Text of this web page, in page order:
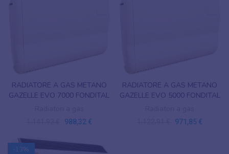
RADIATORE A GAS METANO
GAZELLE EVO 7000 FONDITAL
988,32 €
RADIATORE A GAS METANO
GAZELLE EVO 5000 FONDITAL
971,85 €
-13%